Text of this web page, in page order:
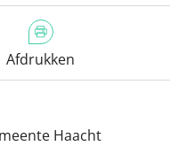
Afdrukken
Haacht